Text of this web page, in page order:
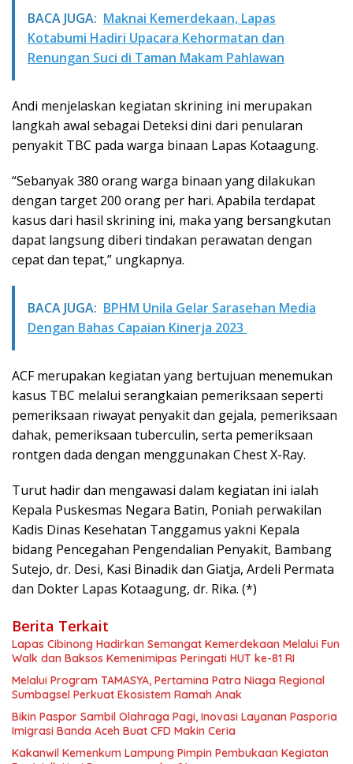
BACA JUGA: Maknai Kemerdekaan, Lapas
Kotabumi Hadiri Upacara Kehormatan dan
Renungan Suci di Taman Makam Pahlawan
Andi menjelaskan kegiatan skrining ini merupakan
langkah awal sebagai Deteksi dini dari penularan
penyakit TBC pada warga binaan Lapas Kotaagung.
“Sebanyak 380 orang warga binaan yang dilakukan
dengan target 200 orang per hari. Apabila terdapat
kasus dari hasil skrining ini, maka yang bersangkutan
dapat langsung diberi tindakan perawatan dengan
cepat dan tepat,” ungkapnya.
BACA JUGA: BPHM Unila Gelar Sarasehan Media
Dengan Bahas Capaian Kinerja 2023
ACF merupakan kegiatan yang bertujuan menemukan
kasus TBC melalui serangkaian pemeriksaan seperti
pemeriksaan riwayat penyakit dan gejala, pemeriksaan
dahak, pemeriksaan tuberculin, serta pemeriksaan
rontgen dada dengan menggunakan Chest X-Ray.
Turut hadir dan mengawasi dalam kegiatan ini ialah
Kepala Puskesmas Negara Batin, Poniah perwakilan
Kadis Dinas Kesehatan Tanggamus yakni Kepala
bidang Pencegahan Pengendalian Penyakit, Bambang
Sutejo, dr. Desi, Kasi Binadik dan Giatja, Ardeli Permata
dan Dokter Lapas Kotaagung, dr. Rika. (*)
Berita Terkait
Lapas Cibinong Hadirkan Semangat Kemerdekaan Melalui Fun
Walk dan Baksos Kemenimipas Peringati HUT ke-81 RI
Melalui Program TAMASYA, Pertamina Patra Niaga Regional
Sumbagsel Perkuat Ekosistem Ramah Anak
Bikin Paspor Sambil Olahraga Pagi, Inovasi Layanan Pasporia
Imigrasi Banda Aceh Buat CFD Makin Ceria
Kakanwil Kemenkum Lampung Pimpin Pembukaan Kegiatan